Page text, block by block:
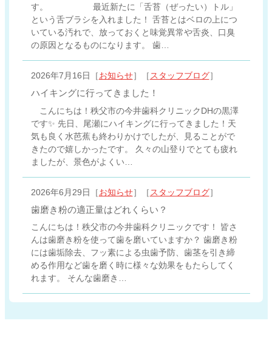
す。 最近新たに「舌苔（ぜったい）トル」
という舌ブラシを入れました！ 舌苔とはベロの上につ
いている汚れで、放っておくと味覚異常や舌炎、口臭
の原因となるものになります。 歯…
2026年7月16日［お知らせ］［スタッフブログ］
ハイキングに行ってきました！
こんにちは！秩父市の今井歯科クリニックDHの黒澤
です✨ 先日、尾瀬にハイキングに行ってきました！天
気も良く水芭蕉も終わりかけでしたが、見ることがで
きたので嬉しかったです。 久々の山登りでとても疲れ
ましたが、景色がよくい…
2026年6月29日［お知らせ］［ スタッフブログ］
歯磨き粉の適正量はどれくらい？
こんにちは！秩父市の今井歯科クリニックです！ 皆さ
んは歯磨き粉を使って歯を磨いていますか？ 歯磨き粉
には歯垢除去、フッ素による虫歯予防、歯茎を引き締
める作用など歯を磨く時に様々な効果をもたらしてく
れます。 そんな歯磨き…